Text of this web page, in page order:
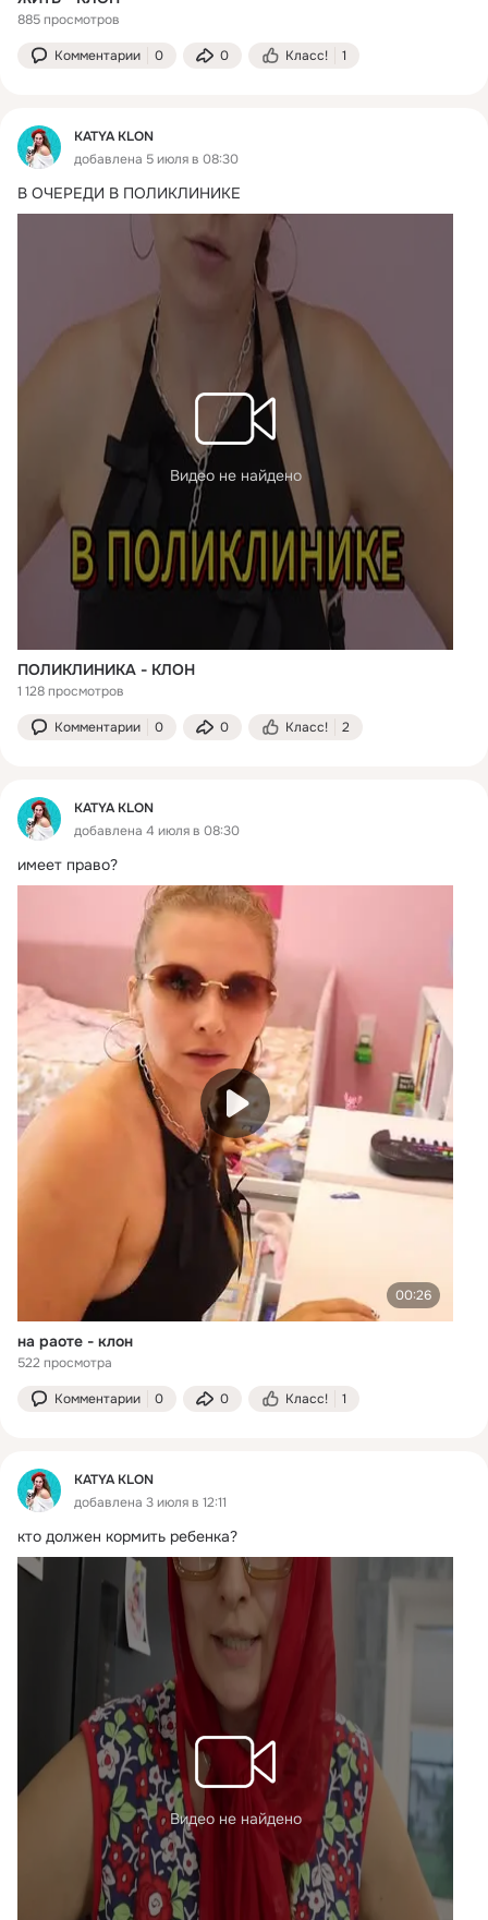
885 просмотров
Комментарии 0 0 Класс! 1
KATYA KLON
добавлена 5 июля в 08:30
В ОЧЕРЕДИ В ПОЛИКЛИНИКЕ
Видео не найдено
ПОЛИКЛИНИКА - КЛОН
1 128 просмотров
Комментарии 0 0 Класс! 2
KATYA KLON
добавлена 4 июля в 08:30
имеет право?
00:26
на раоте - клон
522 просмотра
Комментарии 0 0 Класс! 1
KATYA KLON
добавлена 3 июля в 12:11
кто должен кормить ребенка?
Видео не найдено